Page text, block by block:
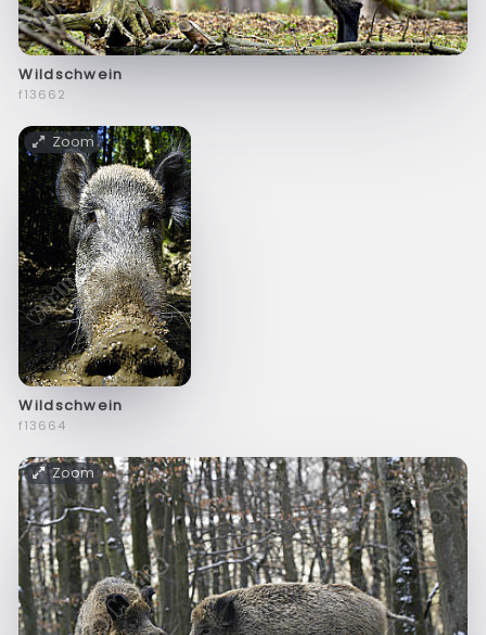
Wildschwein
f13662
Zoom
Wildschwein
f13664
Zoom